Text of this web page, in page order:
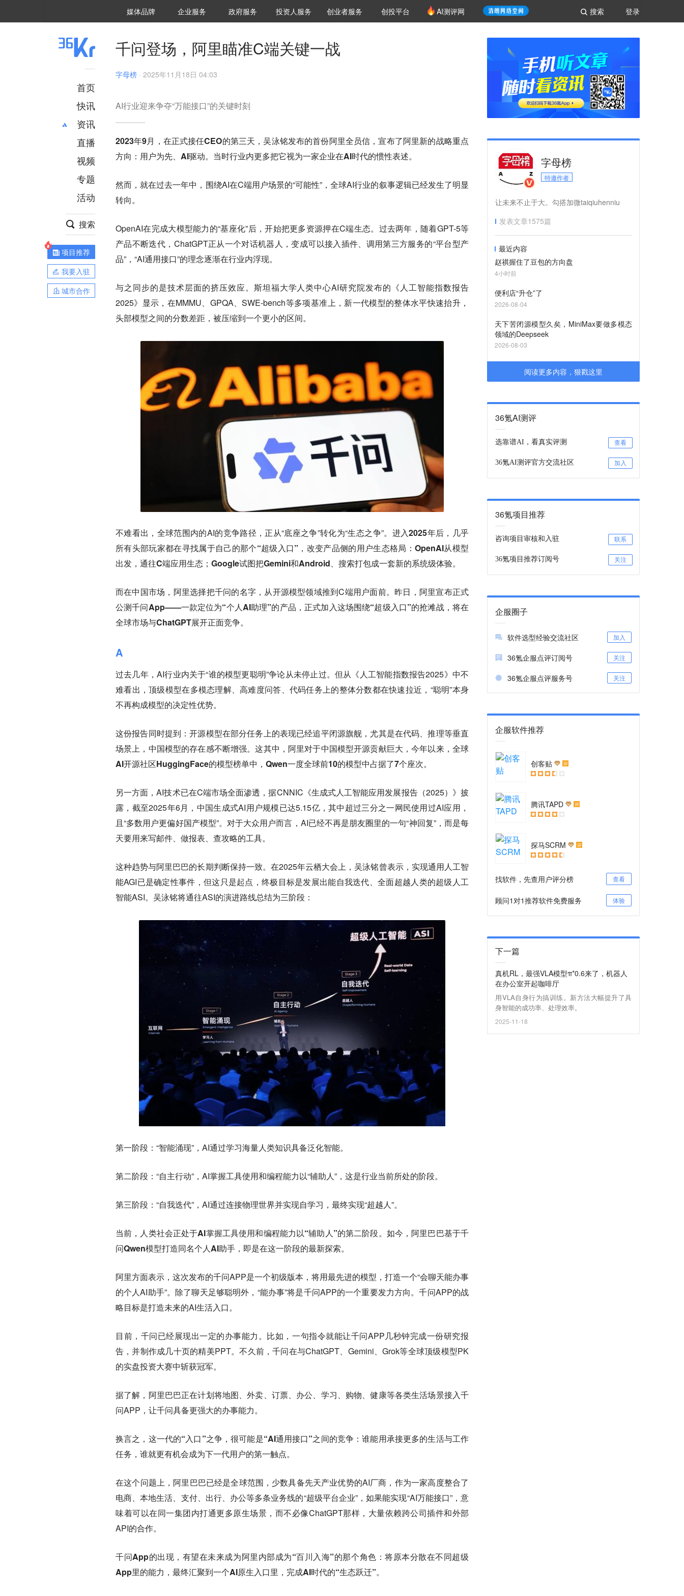
登录
搜索
媒体品牌 36Kr研究院
企业服务 城市之窗
政府服务 VClub投资机构库
投资机构职位推介
投资人服务 创投氪堂
创业者服务 创投平台 AI测评网
首页
快讯
资讯
推荐
财经
项目推荐
安徽
直播
视频
专题
活动
搜索
项目推荐
我要入驻
城市合作
千问登场，阿里瞄准C端关键一战
字母榜 · 2025年11月18日 04:03
AI行业迎来争夺“万能接口”的关键时刻
2023年9月，在正式接任CEO的第三天，吴泳铭发布的首份阿里全员信，宣布了阿里新的战略重点
方向：用户为先、AI驱动。当时行业内更多把它视为一家企业在AI时代的惯性表述。
然而，就在过去一年中，围绕AI在C端用户场景的“可能性”，全球AI行业的叙事逻辑已经发生了明显
转向。
OpenAI在完成大模型能力的“基座化”后，开始把更多资源押在C端生态。过去两年，随着GPT-5等
产品不断迭代，ChatGPT正从一个对话机器人，变成可以接入插件、调用第三方服务的“平台型产
品”，“AI通用接口”的理念逐渐在行业内浮现。
与之同步的是技术层面的挤压效应。斯坦福大学人类中心AI研究院发布的《人工智能指数报告
2025》显示，在MMMU、GPQA、SWE-bench等多项基准上，新一代模型的整体水平快速抬升，
头部模型之间的分数差距，被压缩到一个更小的区间。
不难看出，全球范围内的AI的竞争路径，正从“底座之争”转化为“生态之争”。 进入2025年后，几乎
所有头部玩家都在寻找属于自己的那个“超级入口”，改变产品侧的用户生态格局：OpenAI从模型
出发，通往C端应用生态；Google试图把Gemini和Android、搜索打包成一套新的系统级体验。
而在中国市场，阿里选择把千问的名字，从开源模型领域推到C端用户面前。 昨日，阿里宣布正式
公测千问App——一款定位为“个人AI助理”的产品，正式加入这场围绕“超级入口”的抢滩战，将在
全球市场与ChatGPT展开正面竞争。
A
过去几年，AI行业内关于“谁的模型更聪明”争论从未停止过。但从《人工智能指数报告2025》中不
难看出，顶级模型在多模态理解、高难度问答、代码任务上的整体分数都在快速拉近，“聪明”本身
不再构成模型的决定性优势。
这份报告同时提到：开源模型在部分任务上的表现已经追平闭源旗舰，尤其是在代码、推理等垂直
场景上，中国模型的存在感不断增强。这其中，阿里对于中国模型开源贡献巨大，今年以来，全球
AI开源社区HuggingFace的模型榜单中，Qwen一度全球前10的模型中占据了7个座次。
另一方面，AI技术已在C端市场全面渗透，据CNNIC《生成式人工智能应用发展报告（2025）》披
露，截至2025年6月，中国生成式AI用户规模已达5.15亿，其中超过三分之一网民使用过AI应用，
且“多数用户更偏好国产模型”。对于大众用户而言，AI已经不再是朋友圈里的一句“神回复”，而是每
天要用来写邮件、做报表、查攻略的工具。
这种趋势与阿里巴巴的长期判断保持一致。在2025年云栖大会上，吴泳铭曾表示，实现通用人工智
能AGI已是确定性事件，但这只是起点，终极目标是发展出能自我迭代、全面超越人类的超级人工
智能ASI。吴泳铭将通往ASI的演进路线总结为三阶段：
第一阶段：“智能涌现”，AI通过学习海量人类知识具备泛化智能。
第二阶段：“自主行动”，AI掌握工具使用和编程能力以“辅助人”，这是行业当前所处的阶段。
第三阶段：“自我迭代”，AI通过连接物理世界并实现自学习，最终实现“超越人”。
当前，人类社会正处于AI掌握工具使用和编程能力以“辅助人”的第二阶段。如今，阿里巴巴基于千
问Qwen模型打造同名个人AI助手，即是在这一阶段的最新探索。
阿里方面表示，这次发布的千问APP是一个初级版本，将用最先进的模型，打造一个“会聊天能办事
的个人AI助手”。除了聊天足够聪明外，“能办事”将是千问APP的一个重要发力方向。千问APP的战
略目标是打造未来的AI生活入口。
目前，千问已经展现出一定的办事能力。比如，一句指令就能让千问APP几秒钟完成一份研究报
告，并制作成几十页的精美PPT。不久前，千问在与ChatGPT、Gemini、Grok等全球顶级模型PK
的实盘投资大赛中斩获冠军。
据了解，阿里巴巴正在计划将地图、外卖、订票、办公、学习、购物、健康等各类生活场景接入千
问APP，让千问具备更强大的办事能力。
换言之，这一代的“入口”之争，很可能是“AI通用接口”之间的竞争：谁能用承接更多的生活与工作
任务，谁就更有机会成为下一代用户的第一触点。
在这个问题上，阿里巴巴已经是全球范围，少数具备先天产业优势的AI厂商，作为一家高度整合了
电商、本地生活、支付、出行、办公等多条业务线的“超级平台企业”，如果能实现“AI万能接口”，意
味着可以在同一集团内打通更多原生场景，而不必像ChatGPT那样，大量依赖跨公司插件和外部
API的合作。
千问App的出现，有望在未来成为阿里内部成为“百川入海”的那个角色：将原本分散在不同超级
App里的能力，最终汇聚到一个AI原生入口里，完成AI时代的“生态跃迁”。
字母榜
特邀作者
让未来不止于大。勾搭加微taiqiuhenniu
发表文章1575篇
最近内容
赵祺握住了豆包的方向盘
4小时前
便利店“升仓”了
2026-08-04
天下苦闭源模型久矣，MiniMax要做多模态
领域的Deepseek
2026-08-03
阅读更多内容，狠戳这里
36氪AI测评
选靠谱AI，看真实评测 查看
36氪AI测评官方交流社区 加入
36氪项目推荐
咨询项目审核和入驻 联系
36氪项目推荐订阅号 关注
企服圈子
软件选型经验交流社区 加入
36氪企服点评订阅号 关注
36氪企服点评服务号 关注
企服软件推荐
创客贴 评
腾讯TAPD 评
探马SCRM 评
找软件，先查用户评分榜 查看
顾问1对1推荐软件免费服务 体验
下一篇
真机RL，最强VLA模型π*0.6来了，机器人
在办公室开起咖啡厅
用VLA自身行为搞训练。新方法大幅提升了具
身智能的成功率、处理效率。
2025-11-18